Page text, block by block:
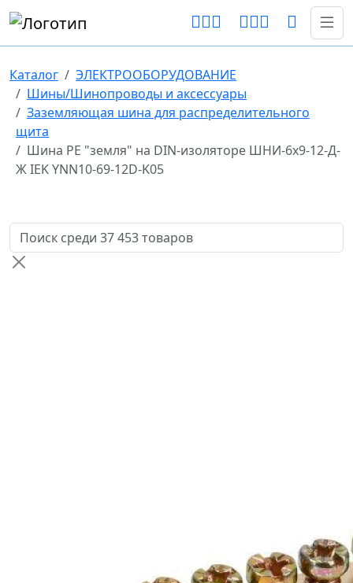
Каталог
ЭЛЕКТРООБОРУДОВАНИЕ
Шины/Шинопроводы и аксессуары
Заземляющая шина для распределительного
щита
Шина PE "земля" на DIN-изоляторе ШНИ-6х9-12-Д-
Ж IEK YNN10-69-12D-K05
Поиск товаров по названию или артикулу